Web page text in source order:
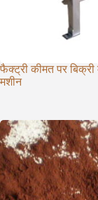
फैक्ट्री कीमत पर
मशीन